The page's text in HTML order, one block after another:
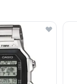
karuzeli jest
karuzelę
nawigacji karuzeli